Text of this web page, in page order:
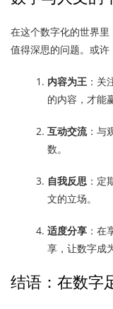
在这个数字化的世界
值得深思的问题。或许
内容为王 ：关
的内容，才能
互动交流：与
数。
自我反思 ：定
文的立场。
适度分享 ：在
享，让数字成
结语：在数字